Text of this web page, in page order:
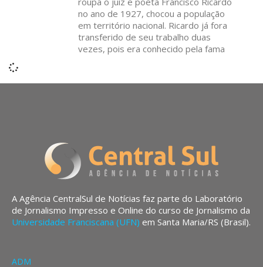
no ano de 1927, chocou a população
em território nacional. Ricardo já fora
transferido de seu trabalho duas
vezes, pois era conhecido pela fama
A Agência CentralSul de Notícias faz parte do Laboratório
de Jornalismo Impresso e Online do curso de Jornalismo da
Universidade Franciscana (UFN) em Santa Maria/RS (Brasil).
ADM